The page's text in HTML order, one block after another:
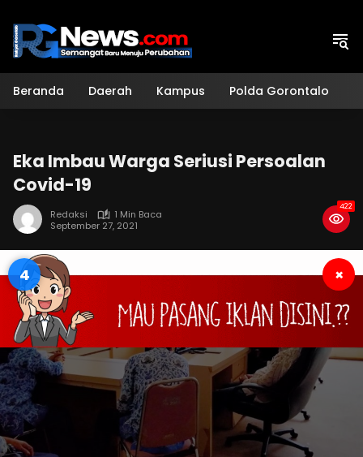
konten
Beranda Daerah Kampus Polda Gorontalo
Eka Imbau Warga Seriusi Persoalan
Covid-19
Redaksi
1 Min Baca
September 27, 2021
422
3 ×